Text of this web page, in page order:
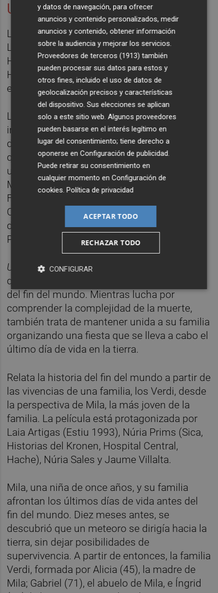
Un sol radiant
La películaUn sol radiant, protagonizada por
Laia Artigas (Estiu 1993), Núria Prims (Sica,
Historias del Kronen, Hospital Central,
Hache), Núria Sales y Jaume Villalta se
estrena en cines el 17 de mayo.
La película nace del deseo de imaginar lo
inimaginable. ¿Cómo sería la última semana
de nuestra vida si tuviéramos la certeza de
que está llegando a su fin? Un sol radiant es
un proyecto colectivo, con dirección de
Mònica Cambra Domínguez y Ariadna
Fortuny Cardona, guion de Ariadna Fortuny
Cardona y Clàudia Garcia de Dios y sonido
de Lucía Herrera Pérez y Mònica Tort
Pallarès.
Un sol radiantcuenta la historia de Mila,
quien afronta los últimos días de vida antes
del fin del mundo. Mientras lucha por
comprender la complejidad de la muerte,
también trata de mantener unida a su familia
organizando una fiesta que se lleva a cabo el
último día de vida en la tierra.
Relata la historia del fin del mundo a partir de
las vivencias de una familia, los Verdi, desde
la perspectiva de Mila, la más joven de la
familia. La película está protagonizada por
Laia Artigas (Estiu 1993), Núria Prims (Sica,
Historias del Kronen, Hospital Central,
Hache), Núria Sales y Jaume Villalta.
Mila, una niña de once años, y su familia
afrontan los últimos días de vida antes del
fin del mundo. Diez meses antes, se
descubrió que un meteoro se dirigía hacia la
tierra, sin dejar posibilidades de
supervivencia. A partir de entonces, la familia
Verdi, formada por Alicia (45), la madre de
Mila; Gabriel (71), el abuelo de Mila, e Íngrid
y datos de navegación, para ofrecer
anuncios y contenido personalizados, medir
anuncios y contenido, obtener información
sobre la audiencia y mejorar los servicios.
Proveedores de terceros (1913) también
pueden procesar sus datos para estos y
otros fines, incluido el uso de datos de
geolocalización precisos y características
del dispositivo. Sus elecciones se aplican
solo a este sitio web. Algunos proveedores
pueden basarse en el interés legítimo en
lugar del consentimiento; tiene derecho a
oponerse enConfiguración de publicidad.
Puede retirar su consentimiento en
cualquier momento enConfiguración de
cookies.Política de privacidad
ACEPTAR TODO
RECHAZAR TODO
CONFIGURAR